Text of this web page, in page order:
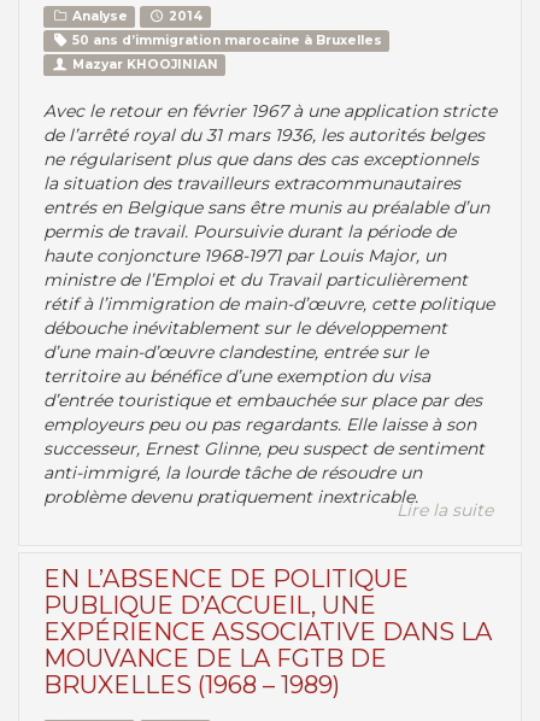
Analyse
2014
50 ans d’immigration marocaine à Bruxelles
Mazyar KHOOJINIAN
Avec le retour en février 1967 à une application stricte
de l’arrêté royal du 31 mars 1936, les autorités belges
ne régularisent plus que dans des cas exceptionnels
la situation des travailleurs extracommunautaires
entrés en Belgique sans être munis au préalable d’un
permis de travail. Poursuivie durant la période de
haute conjoncture 1968-1971 par Louis Major, un
ministre de l’Emploi et du Travail particulièrement
rétif à l’immigration de main-d’œuvre, cette politique
débouche inévitablement sur le développement
d’une main-d’œuvre clandestine, entrée sur le
territoire au bénéfice d’une exemption du visa
d’entrée touristique et embauchée sur place par des
employeurs peu ou pas regardants. Elle laisse à son
successeur, Ernest Glinne, peu suspect de sentiment
anti-immigré, la lourde tâche de résoudre un
problème devenu pratiquement inextricable.
Lire la suite
EN L’ABSENCE DE POLITIQUE
PUBLIQUE D’ACCUEIL, UNE
EXPÉRIENCE ASSOCIATIVE DANS LA
MOUVANCE DE LA FGTB DE
BRUXELLES (1968 – 1989)